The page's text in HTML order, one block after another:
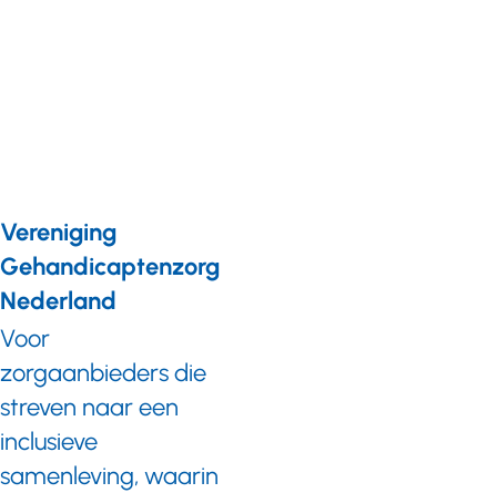
Vereniging
Gehandicaptenzorg
Nederland
Voor
zorgaanbieders die
streven naar een
inclusieve
samenleving, waarin